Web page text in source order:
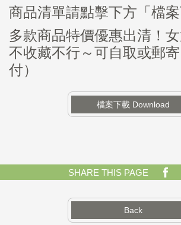
商品清單請點擊下方「檔案
多款商品特價優惠出清！
不收藏不行～可自取或郵
付）
檔案下載 Download
SHARE THIS PAGE
Back